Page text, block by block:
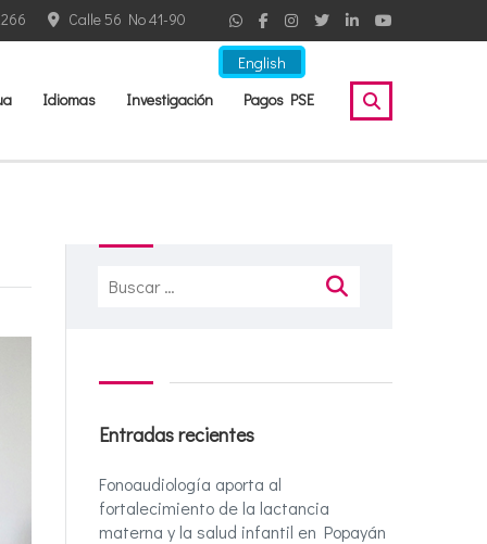
English
Calle 56 No 41-90
Idiomas Investigación Pagos PSE
Buscar:
Entradas recientes
Fonoaudiología aporta al
fortalecimiento de la lactancia
materna y la salud infantil en Popayán